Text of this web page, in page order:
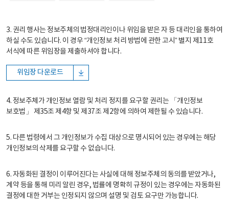
3. 권리 행사는 정보주체의 법정대리인이나 위임을 받은 자 등 대리인을 통하여
하실 수도 있습니다. 이 경우 “개인정보 처리 방법에 관한 고시” 별지 제11호
서식에 따른 위임장을 제출하셔야 합니다.
위임장 다운로드
4. 정보주체가 개인정보 열람 및 처리 정지를 요구할 권리는 「개인정보
보호법」 제35조 제4항 및 제37조 제2항에 의하여 제한될 수 있습니다.
5. 다른 법령에서 그 개인정보가 수집 대상으로 명시되어 있는 경우에는 해당
개인정보의 삭제를 요구할 수 없습니다.
6. 자동화된 결정이 이루어진다는 사실에 대해 정보주체의 동의를 받았거나,
계약 등을 통해 미리 알린 경우, 법률에 명확히 규정이 있는 경우에는 자동화된
결정에 대한 거부는 인정되지 않으며 설명 및 검토 요구만 가능합니다.